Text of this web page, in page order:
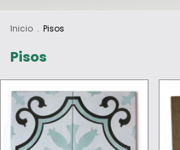
Inicio . Pisos
Pisos